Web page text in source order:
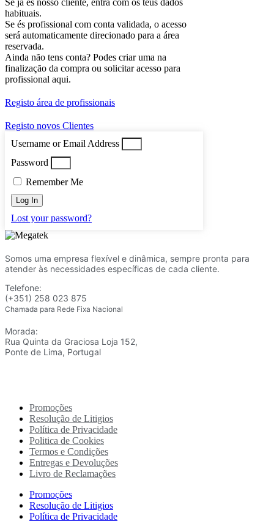
Se já és nosso cliente, entra com os teus dados
habituais.
Se és profissional com conta validada, o acesso
será automaticamente direcionado para a área
reservada.
Ainda não tens conta? Podes criar uma na
finalização da compra ou solicitar acesso para
profissional aqui.
Registo área de profissionais
Registo novos Clientes
Username or Email Address
Password
Remember Me
Log In
Lost your password?
Somos uma empresa flexível e dinâmica, sempre pronta para
atender às necessidades específicas de cada cliente.
Telefone:
(+351) 258 023 875
Chamada para Rede Fixa Nacional
Morada:
Rua Quinta da Graciosa Loja 152,
Ponte de Lima, Portugal
Promoções
Resolução de Litigios
Política de Privacidade
Politica de Cookies
Termos e Condições
Entregas e Devoluções
Livro de Reclamações
Promoções
Resolução de Litigios
Política de Privacidade